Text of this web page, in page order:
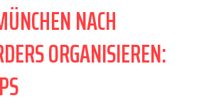
NACH
ORGANISIEREN: